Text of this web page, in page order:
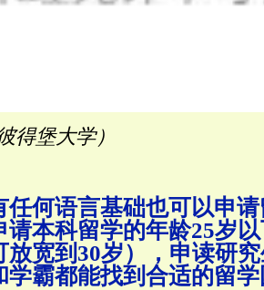
得堡大学）
任何语言基础也可以申
请本科留学的年龄25岁
放宽到30岁），申读研
学霸都能找到合适的留